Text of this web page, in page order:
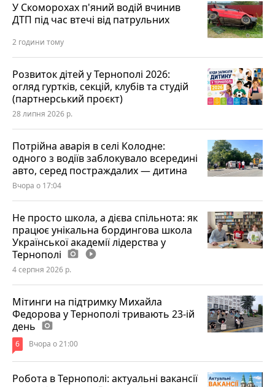
У Скоморохах п'яний водій вчинив
ДТП під час втечі від патрульних
2 години тому
Розвиток дітей у Тернополі 2026:
огляд гуртків, секцій, клубів та студій
(партнерський проєкт)
28 липня 2026 р.
Потрійна аварія в селі Колодне:
одного з водіїв заблокувало всередині
авто, серед постраждалих — дитина
Вчора о 17:04
Не просто школа, а дієва спільнота: як
працює унікальна бордингова школа
Української академії лідерства у
Тернополі photo_camera play_circle_filled
4 серпня 2026 р.
Мітинги на підтримку Михайла
Федорова у Тернополі тривають 23-ій
день photo_camera
6 Вчора о 21:00
Робота в Тернополі: актуальні вакансії